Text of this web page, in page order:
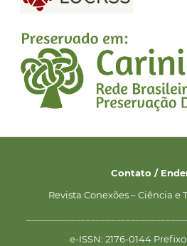
Contato /
Revista Conexões – Ciência e
e-ISSN: 2176-0144